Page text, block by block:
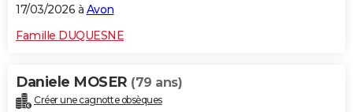
17/03/2026 à Avon
Famille DUQUESNE
Daniele MOSER (79 ans)
Créer une cagnotte obsèques